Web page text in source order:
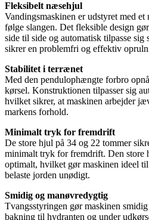
Fleksibelt næsehjul
Vandingsmaskinen er udstyret med
følge slangen. Det fleksible design
side til side og automatisk tilpasse
sikrer en problemfri og effektiv
Stabilitet i terrænet
Med den pendulophængte forbro
kørsel. Konstruktionen tilpasser sig
hvilket sikrer, at maskinen arbejder
markens forhold.
Minimalt tryk for fremdrift
De store hjul på 34 og 22 tommer
minimalt tryk for fremdrift. Den store
optimalt, hvilket gør maskinen ideel
belaste jorden unødigt.
Smidig og manøvredygtig
Tvangsstyringen gør maskinen
bakning til hydranten og under